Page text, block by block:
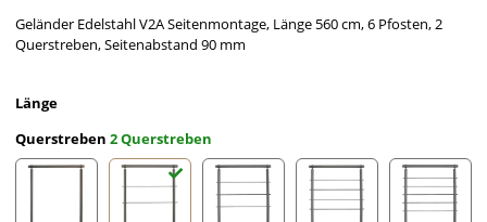
Geländer Edelstahl V2A Seitenmontage, Länge 560 cm, 6 Pfosten, 2
Querstreben, Seitenabstand 90 mm
Länge
Querstreben 2 Querstreben